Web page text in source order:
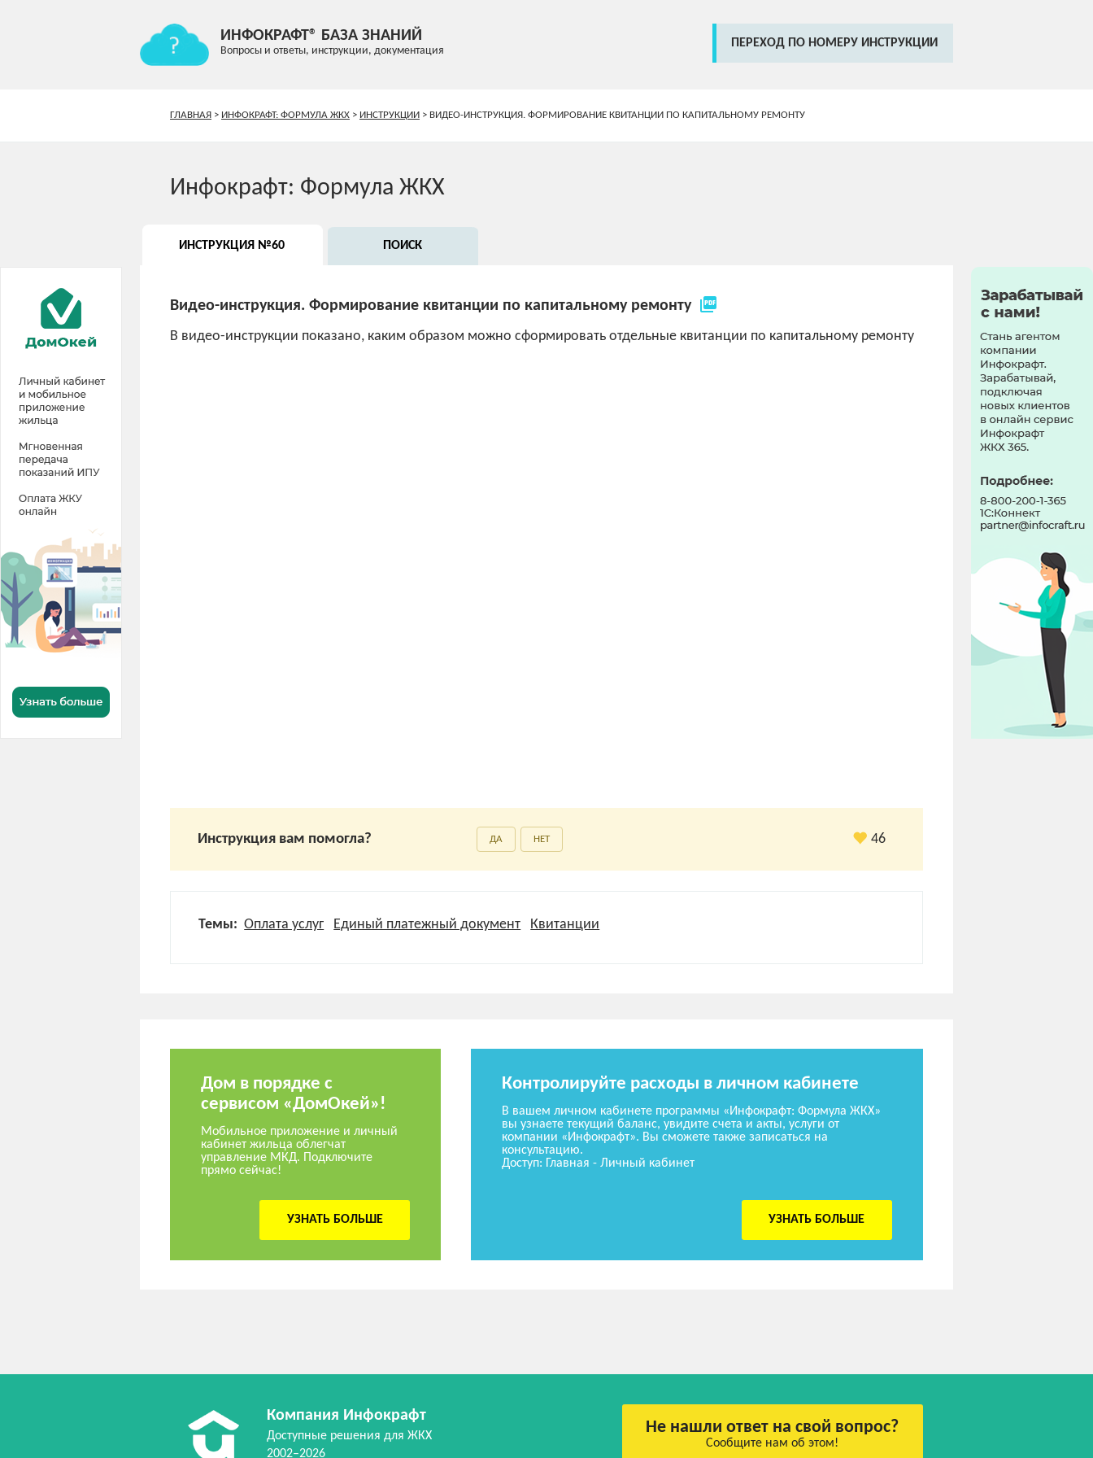
ИНФОКРАФТ® БАЗА ЗНАНИЙ
Вопросы и ответы, инструкции, документация
ПЕРЕХОД ПО НОМЕРУ ИНСТРУКЦИИ
ГЛАВНАЯ > ИНФОКРАФТ: ФОРМУЛА ЖКХ > ИНСТРУКЦИИ > ВИДЕО-ИНСТРУКЦИЯ. ФОРМИРОВАНИЕ КВИТАНЦИИ ПО КАПИТАЛЬНОМУ РЕМОНТУ
Инфокрафт: Формула ЖКХ
ИНСТРУКЦИЯ №60 ПОИСК
Видео-инструкция. Формирование квитанции по капитальному ремонту picture_as_pdf
В видео-инструкции показано, каким образом можно сформировать отдельные квитанции по капитальному ремонту
Инструкция вам помогла? ДА НЕТ 46
Темы: Оплата услуг Единый платежный документ Квитанции
Дом в порядке с
сервисом «ДомОкей»!
Мобильное приложение и личный
кабинет жильца облегчат
управление МКД. Подключите
прямо сейчас!
УЗНАТЬ БОЛЬШЕ
Контролируйте расходы в личном кабинете
В вашем личном кабинете программы «Инфокрафт: Формула ЖКХ»
вы узнаете текущий баланс, увидите счета и акты, услуги от
компании «Инфокрафт». Вы сможете также записаться на
консультацию.
Доступ: Главная - Личный кабинет
УЗНАТЬ БОЛЬШЕ
Компания Инфокрафт
Доступные решения для ЖКХ
2002–2026
Не нашли ответ на свой вопрос?
Сообщите нам об этом!